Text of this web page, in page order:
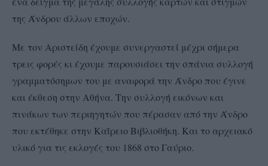
της Άνδρου άλλων εποχών.
Με τον Αριστείδη έχουμε συνεργαστεί μέχρι σήμερα
τρεις φορές κι έχουμε παρουσιάσει την σπάνια συλλογή
γραμματόσημων του με αναφορά την Άνδρο που έγινε
και έκθεση στην Αθήνα. Την συλλογή εικόνων και
πινάκων των περιηγητών που πέρασαν από την Άνδρο
που εκτέθηκε στην Καΐρειο Βιβλιοθήκη. Και το αρχειακό
υλικό για τις εκλογές του 1868 στο Γαύριο.